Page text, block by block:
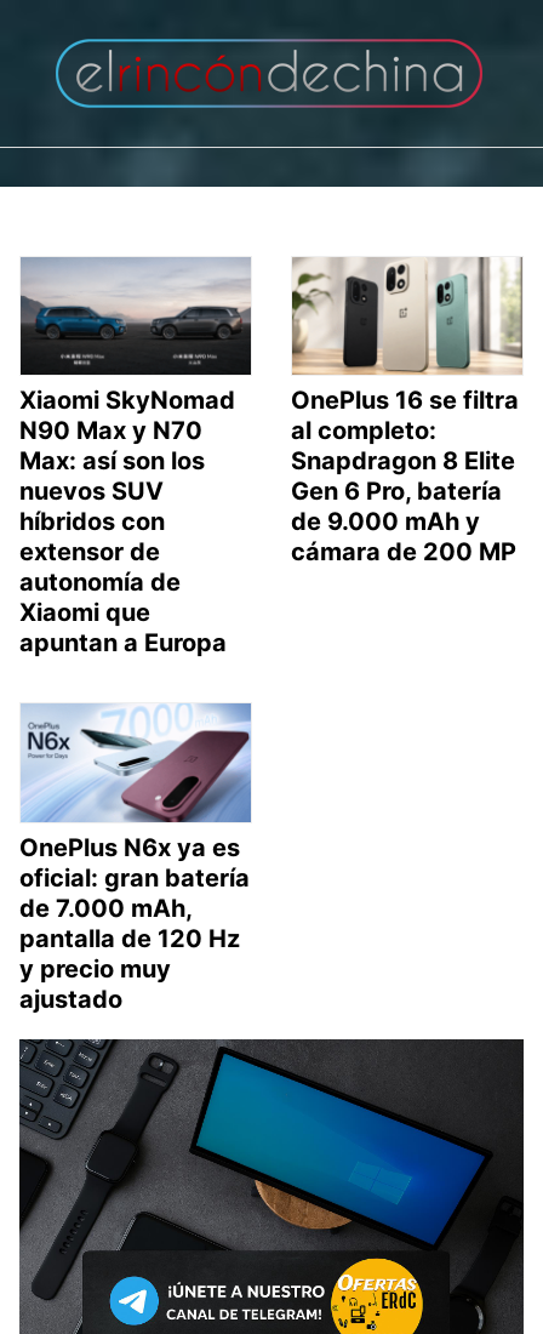
contenido
Xiaomi SkyNomad
N90 Max y N70
Max: así son los
nuevos SUV
híbridos con
extensor de
autonomía de
Xiaomi que
apuntan a Europa
OnePlus 16 se filtra
al completo:
Snapdragon 8 Elite
Gen 6 Pro, batería
de 9.000 mAh y
cámara de 200 MP
OnePlus N6x ya es
oficial: gran batería
de 7.000 mAh,
pantalla de 120 Hz
y precio muy
ajustado